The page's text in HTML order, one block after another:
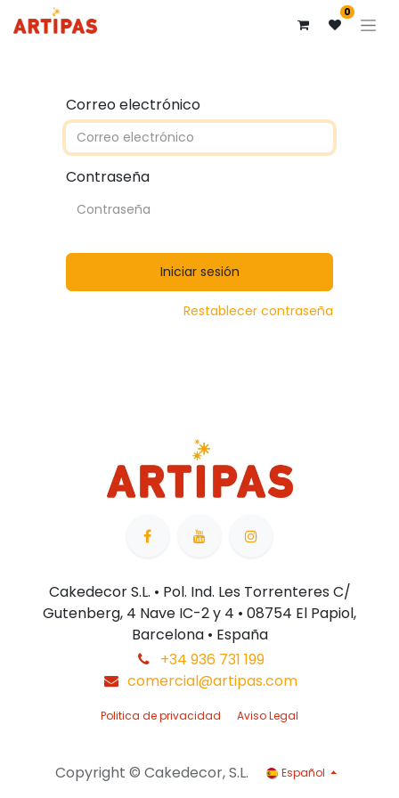
0
Correo electrónico
Contraseña
Iniciar sesión
Restablecer contraseña
Cakedecor S.L. • Pol. Ind. Les Torrenteres C/
Gutenberg, 4 Nave IC-2 y 4 • 08754 El Papiol,
Barcelona • España
+34 936 731 199
comercial@artipas.com
Politica de privacidad Aviso Legal
Copyright © Cakedecor, S.L. Español